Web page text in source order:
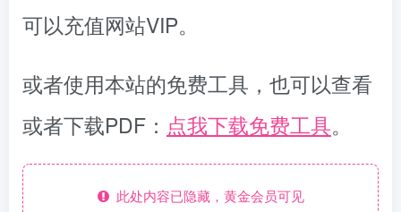
可以充值网站VIP。
或者使用本站的免费工具，也可以查看
或者下载PDF： 点我下载免费工具。
此处内容已隐藏，黄金会员可见